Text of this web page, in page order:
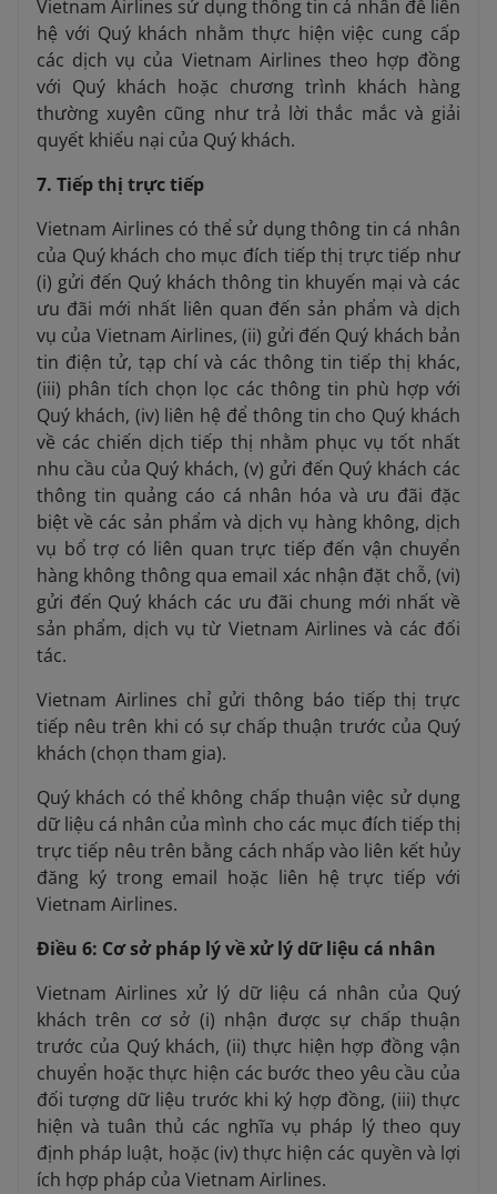
Vietnam Airlines sử dụng thông tin cá nhân để liên
hệ với Quý khách nhằm thực hiện việc cung cấp
các dịch vụ của Vietnam Airlines theo hợp đồng
với Quý khách hoặc chương trình khách hàng
thường xuyên cũng như trả lời thắc mắc và giải
quyết khiếu nại của Quý khách.
7. Tiếp thị trực tiếp
Vietnam Airlines có thể sử dụng thông tin cá nhân
của Quý khách cho mục đích tiếp thị trực tiếp như
(i) gửi đến Quý khách thông tin khuyến mại và các
ưu đãi mới nhất liên quan đến sản phẩm và dịch
vụ của Vietnam Airlines, (ii) gửi đến Quý khách bản
tin điện tử, tạp chí và các thông tin tiếp thị khác,
(iii) phân tích chọn lọc các thông tin phù hợp với
Quý khách, (iv) liên hệ để thông tin cho Quý khách
về các chiến dịch tiếp thị nhằm phục vụ tốt nhất
nhu cầu của Quý khách, (v) gửi đến Quý khách các
thông tin quảng cáo cá nhân hóa và ưu đãi đặc
biệt về các sản phẩm và dịch vụ hàng không, dịch
vụ bổ trợ có liên quan trực tiếp đến vận chuyển
hàng không thông qua email xác nhận đặt chỗ, (vi)
gửi đến Quý khách các ưu đãi chung mới nhất về
sản phẩm, dịch vụ từ Vietnam Airlines và các đối
tác.
Vietnam Airlines chỉ gửi thông báo tiếp thị trực
tiếp nêu trên khi có sự chấp thuận trước của Quý
khách (chọn tham gia).
Quý khách có thể không chấp thuận việc sử dụng
dữ liệu cá nhân của mình cho các mục đích tiếp thị
trực tiếp nêu trên bằng cách nhấp vào liên kết hủy
đăng ký trong email hoặc liên hệ trực tiếp với
Vietnam Airlines.
Điều 6: Cơ sở pháp lý về xử lý dữ liệu cá nhân
Vietnam Airlines xử lý dữ liệu cá nhân của Quý
khách trên cơ sở (i) nhận được sự chấp thuận
trước của Quý khách, (ii) thực hiện hợp đồng vận
chuyển hoặc thực hiện các bước theo yêu cầu của
đối tượng dữ liệu trước khi ký hợp đồng, (iii) thực
hiện và tuân thủ các nghĩa vụ pháp lý theo quy
định pháp luật, hoặc (iv) thực hiện các quyền và lợi
ích hợp pháp của Vietnam Airlines.